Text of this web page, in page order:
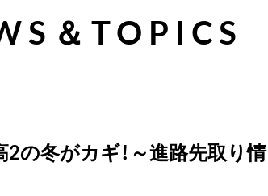
＆TOPICS
の冬がカギ！～進路先取り情